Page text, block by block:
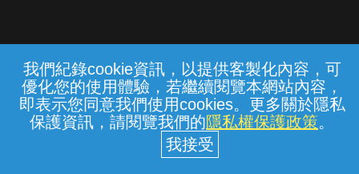
我們紀錄cookie資訊，以提供客製化內容，可
優化您的使用體驗，若繼續閱覽本網站內容，
即表示您同意我們使用cookies。更多關於隱私
保護資訊，請閱覽我們的隱私權保護政策。
常見問題 線上客服 服務條款 隱私權保護
中華電信股份有限公司個人家庭分公司
(統一編號：96979949) © 2026
{{notifyMsg}}